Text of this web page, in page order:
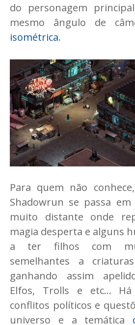
do personagem
mesmo ângulo de
isométrica.
Para quem não
Shadowrun se passa
muito distante onde
magia desperta e alguns
a ter filhos com
semelhantes a
ganhando assim
Elfos, Trolls e etc...
conflitos políticos e
universo e a temática